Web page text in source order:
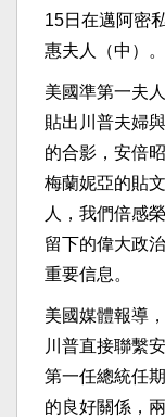
15日在邁阿密
惠夫人（中）
美國準第一夫
貼出川普夫婦
的合影，安倍
梅蘭妮亞的貼
人，我們倍感
留下的偉大政
重要信息。
美國媒體報導
川普直接聯繫
第一任總統任
的良好關係，